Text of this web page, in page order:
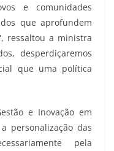
e comunidades
que aprofundem
ressaltou a ministra
desperdiçaremos
que uma política
e Inovação em
personalização das
pela